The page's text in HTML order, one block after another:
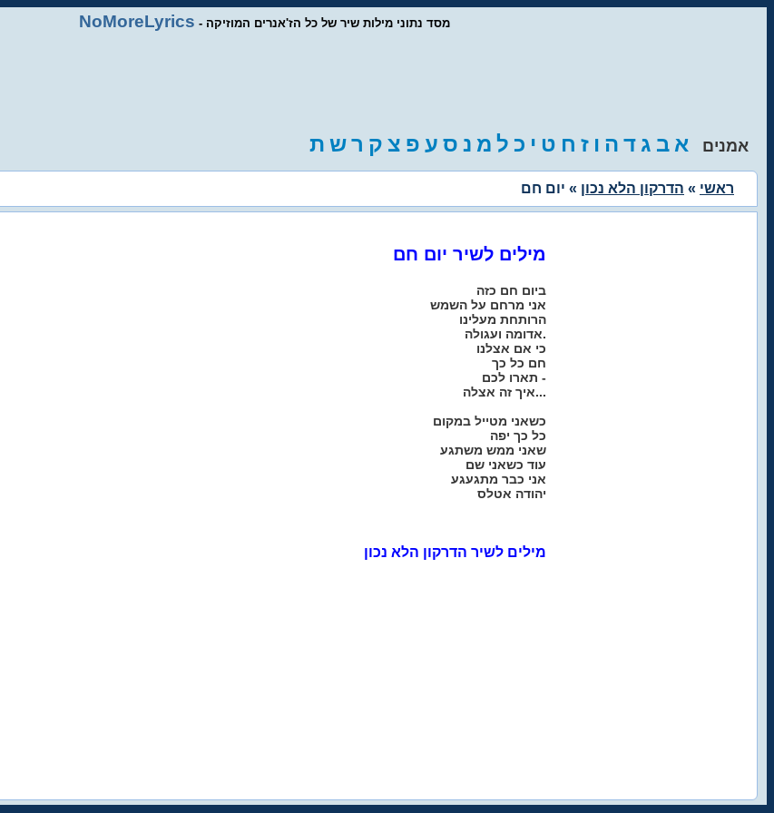
NoMoreLyrics - מסד נתוני מילות שיר של כל הז'אנרים המוזיקה
אמנים א ב ג ד ה ו ז ח ט י כ ל מ נ ס ע פ צ ק רש ת
ראשי » הדרקון הלא נכון » יום חם
מילים לשיר יום חם
ביום חם כזה
אני מרחם על השמש
הרותחת מעלינו
אדומה ועגולה.
כי אם אצלנו
חם כל כך
תארו לכם -
איך זה אצלה...
כשאני מטייל במקום
כל כך יפה
שאני ממש משתגע
עוד כשאני שם
אני כבר מתגעגע
יהודה אטלס
מילים לשיר הדרקון הלא נכון